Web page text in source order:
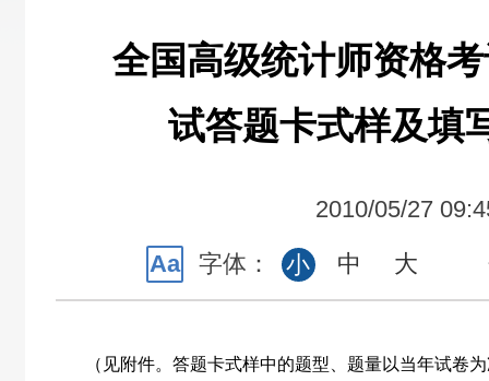
全国高级统计师资格
试答题卡式样及填
2010/05/27
Aa
字体： 小 中 大
（见附件。答题卡式样中的题型、题量以当年试卷为